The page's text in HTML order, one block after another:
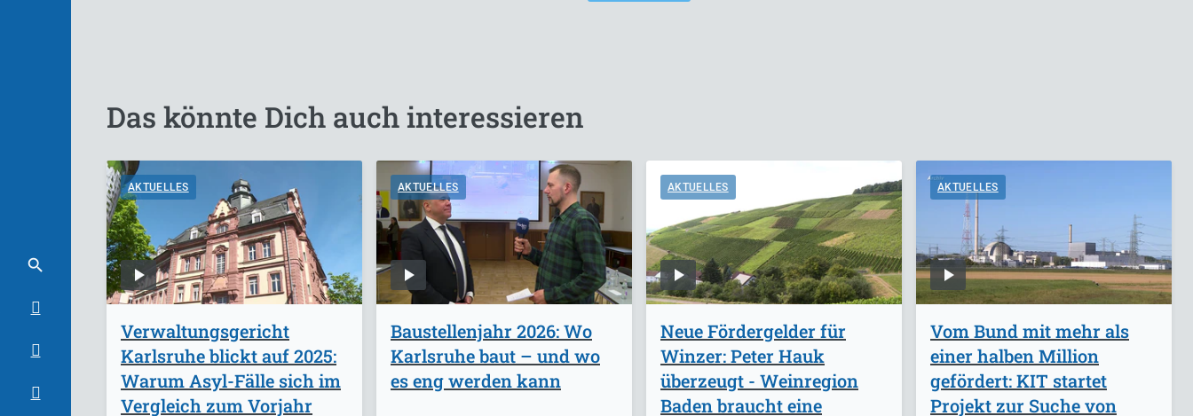
Das könnte Dich auch interessieren
AKTUELLES
Verwaltungsgericht
Karlsruhe blickt auf 2025:
Warum Asyl-Fälle sich im
Vergleich zum Vorjahr
AKTUELLES
Baustellenjahr 2026: Wo
Karlsruhe baut – und wo
es eng werden kann
AKTUELLES
Neue Fördergelder für
Winzer: Peter Hauk
überzeugt - Weinregion
Baden braucht eine
AKTUELLES
Vom Bund mit mehr als
einer halben Million
gefördert: KIT startet
Projekt zur Suche von